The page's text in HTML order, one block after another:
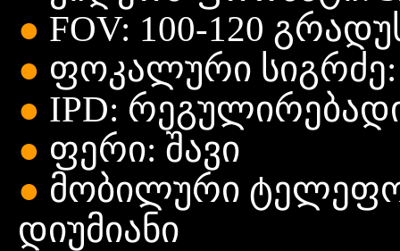
● FOV: 100-120
● ფოკალური
● IPD:
● ფერი: შავი
● მობილური
დიუმიანი